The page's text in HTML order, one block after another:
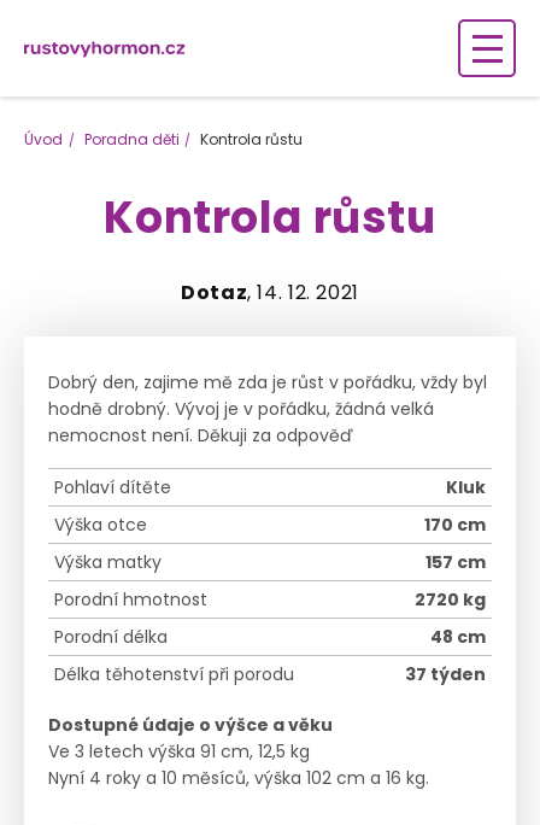
Úvod Poradna děti Kontrola růstu
Kontrola růstu
Dotaz, 14. 12. 2021
Dobrý den, zajime mě zda je růst v pořádku, vždy byl
hodně drobný. Vývoj je v pořádku, žádná velká
nemocnost není. Děkuji za odpověď
Pohlaví dítěte
Kluk
Výška otce
170 cm
Výška matky
157 cm
Porodní hmotnost
2720 kg
Porodní délka
48 cm
Délka těhotenství při porodu
37 týden
Dostupné údaje o výšce a věku
Ve 3 letech výška 91 cm, 12,5 kg
Nyní 4 roky a 10 měsíců, výška 102 cm a 16 kg.